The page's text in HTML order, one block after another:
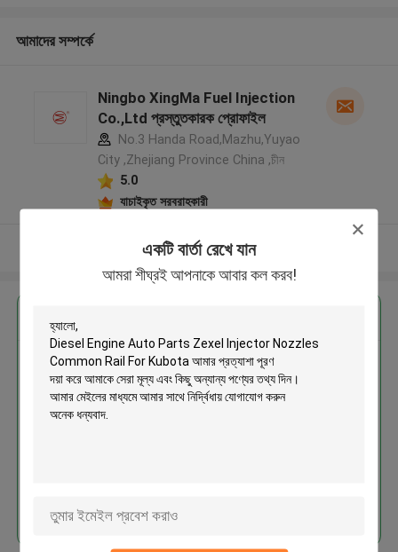
একটি বার্তা রেখে যান
আমরা শীঘ্রই আপনাকে আবার কল করব!
আমাদের সম্পর্কে
Ningbo XingMa Fuel Injection
Co.,Ltd প্রস্তুতকারক প্রোফাইল
No.3 Handa Road,Mazhu,Yuyao
City ,Zhejiang Province China ,চীন
5.0
যাচাইকৃত সরবরাহকারী
আরো দেখুন
Diesel Engine Auto Parts Zexel
Injector Nozzles Common Rail
For Kubota